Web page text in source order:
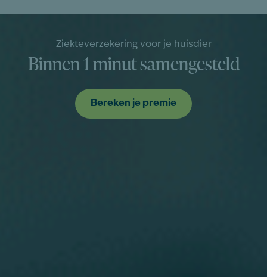
Ziekteverzekering voor je huisdier
Binnen 1 minut samengesteld
Bereken je premie